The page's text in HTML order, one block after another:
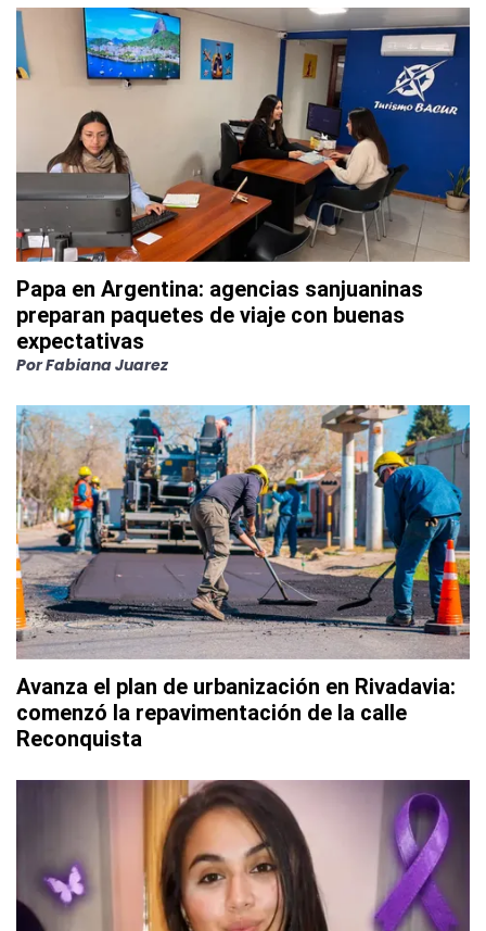
Papa en Argentina: agencias sanjuaninas
preparan paquetes de viaje con buenas
expectativas
PorFabiana Juarez
Avanza el plan de urbanización en Rivadavia:
comenzó la repavimentación de la calle
Reconquista